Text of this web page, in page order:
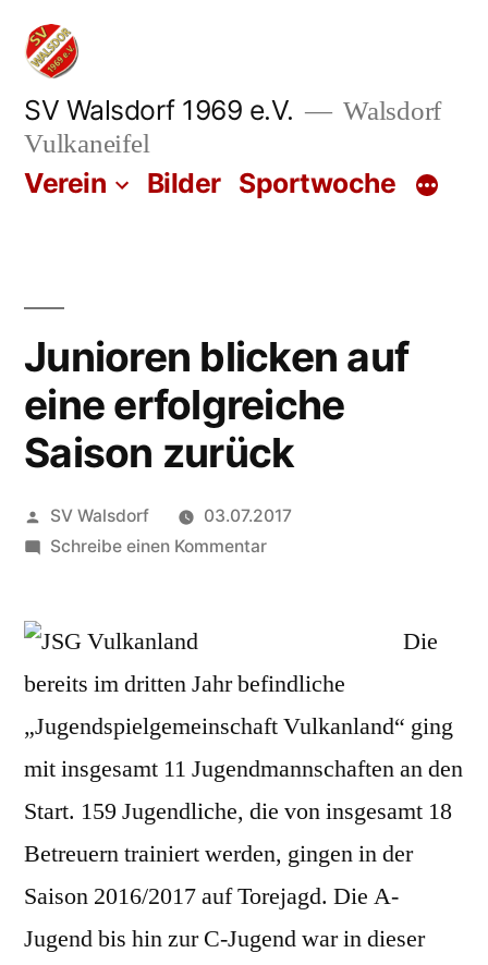
Zum
Inhalt
springen
SV Walsdorf 1969 e.V.
Walsdorf
Vulkaneifel
Verein Bilder Sportwoche
Junioren blicken auf
eine erfolgreiche
Saison zurück
Veröffentlicht
von
SV Walsdorf
03.07.2017
Schreibe einen Kommentarzu
erfolgreiche
Saison
Die
bereits im dritten Jahr befindliche
„Jugendspielgemeinschaft Vulkanland“ ging
mit insgesamt 11 Jugendmannschaften an den
Start. 159 Jugendliche, die von insgesamt 18
Betreuern trainiert werden, gingen in der
Saison 2016/2017 auf Torejagd. Die A-
Jugend bis hin zur C-Jugend war in dieser